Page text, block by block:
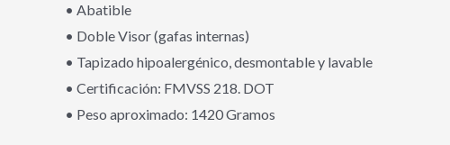
• Abatible
• Doble Visor (gafas internas)
• Tapizado hipoalergénico, desmontable y lavable
• Certificación: FMVSS 218. DOT
• Peso aproximado: 1420 Gramos